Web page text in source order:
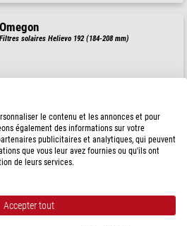
Omegon
Filtres solaires Helievo 192 (184-208 mm)
109,00 $
expédié sous6-10 semaines
le contenu et les annonces et pour
également des informations sur votre
publicitaires et analytiques, qui peuvent
que vous leur avez fournies ou qu'ils ont
de leurs services.
Accepter tout